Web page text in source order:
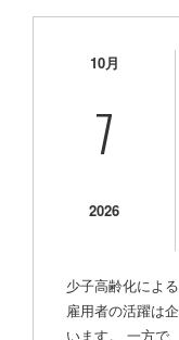
10月
7
2026
少子高齢化によ
雇用者の活躍は
います。 一方で